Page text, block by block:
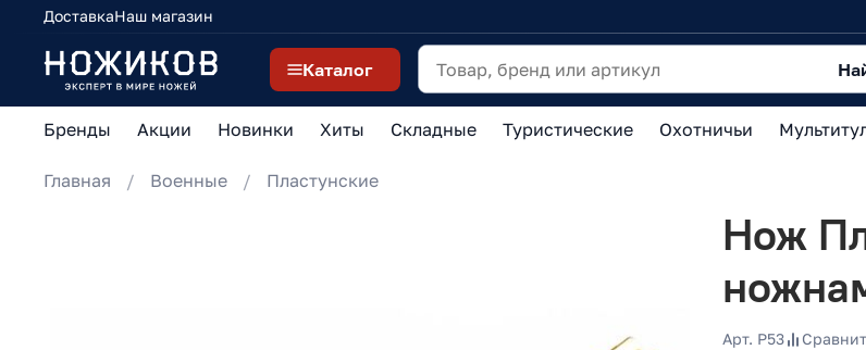
ДоставкаНаш магазин
Каталог
Бренды Акции Новинки Хиты Складные Туристические Охотничьи
Главная Военные Пластунские
Нож
Арт. P53